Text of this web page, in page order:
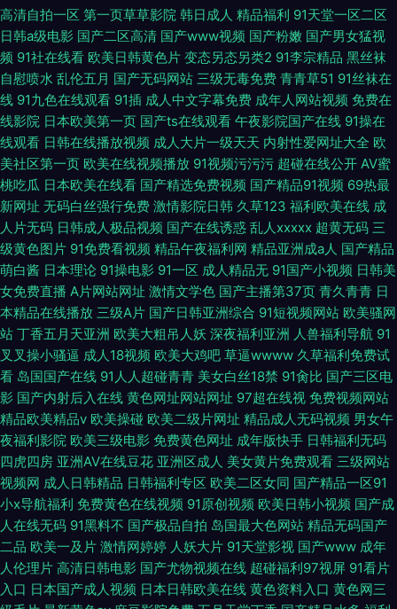
高清自拍一区 第一页草草影院 韩日成人 精品福利 91天堂一区二区
日韩a级电影 国产二区高清 国产www视频 国产粉嫩 国产男女猛视
频 91社在线看 欧美日韩黄色片 变态另态另类2 91李宗精品 黑丝袜
自慰喷水 乱伦五月 国产无码网站 三级无毒免费 青青草51 91丝袜在
线 91九色在线观看 91插 成人中文字幕免费 成年人网站视频 免费在
线影院 日本欧美第一页 国产ts在线观看 午夜影院国产在线 91操在
线观看 日韩在线播放视频 成人大片一级天天 内射性爱网址大全 欧
美社区第一页 欧美在线视频播放 91视频污污污 超碰在线公开 AV蜜
桃吃瓜 日本欧美在线看 国产精选免费视频 国产精品91视频 69热最
新网址 无码白丝强行免费 激情影院日韩 久草123 福利欧美在线 成
人片无码 日韩成人极品视频 国产在线诱惑 乱人xxxxx 超黄无码 三
级黄色图片 91免费看视频 精品午夜福利网 精品亚洲成a人 国产精品
萌白酱 日本理论 91操电影 91一区 成人精品无 91国产小视频 日韩美
女免费直播 A片网站网址 激情文学色 国产主播第37页 青久青青 日
本精品在线播放 三级A片 国产日韩亚洲综合 91短视频网站 欧美骚网
站 丁香五月天亚洲 欧美大粗吊人妖 深夜福利亚洲 人兽福利导航 91
叉叉操小骚逼 成人18视频 欧美大鸡吧 草逼wwww 久草福利免费试
看 岛国国产在线 91人人超碰青青 美女白丝18禁 91肏比 国产三区电
影 国产内射后入在线 黄色网址网站网址 97超在线视 免费视频网站
精品欧美精品v 欧美操碰 欧美二级片网址 精品成人无码视频 男女午
夜福利影院 欧美三级电影 免费黄色网址 成年版快手 日韩福利无码
四虎四房 亚洲AV在线豆花 亚洲区成人 美女黄片免费观看 三级网站
视频网 成人日韩精品 日韩福利专区 欧美二区女同 国产精品一区91
小x导航福利 免费黄色在线视频 91原创视频 欧美日韩小视频 国产成
人在线无码 91黑料不 国产极品自拍 岛国最大色网站 精品无码国产
二品 欧美一及片 激情网婷婷 人妖大片 91天堂影视 国产www 成年
人伦理片 高清日韩电影 国产尤物视频在线 超碰福利97视屏 91看片
入口 日本国产成人视频 日本日韩欧美在线 黄色资料入口 黄色网三